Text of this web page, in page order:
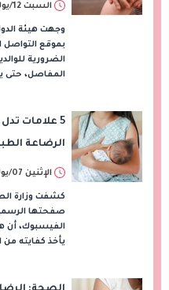
السبت 12/يوليو/2025 - 02:46 م
وجهت هيئة
بموقع
الضرورية
المفاصل، حتى
5 علامات
الرضاعة
الإثنين 07/يوليو/2025 - 09:11 م
كشفت وزارة
صفحتها
يأخذ كفايته من